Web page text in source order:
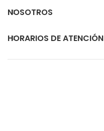
NOSOTROS
HORARIOS DE ATENCIÓN